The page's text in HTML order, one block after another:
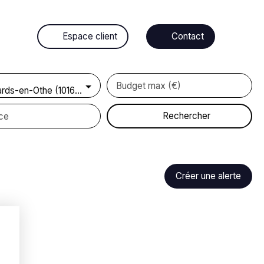
Espace client Contact
Saint-Mards-en-Othe (10160) Budget max (€)
Rechercher
Créer une alerte